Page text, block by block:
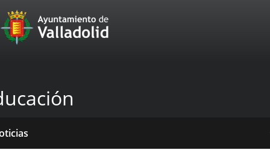
Portal
Web
Ayuntamiento
de
Valladolid